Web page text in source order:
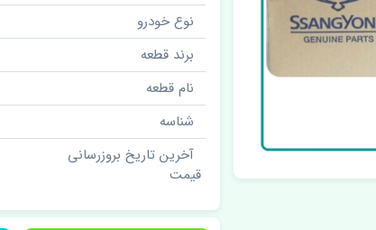
نوع خودرو
برند قطعه
نام قطعه
شناسه
آخرین تاریخ بروزرسانی
قیمت